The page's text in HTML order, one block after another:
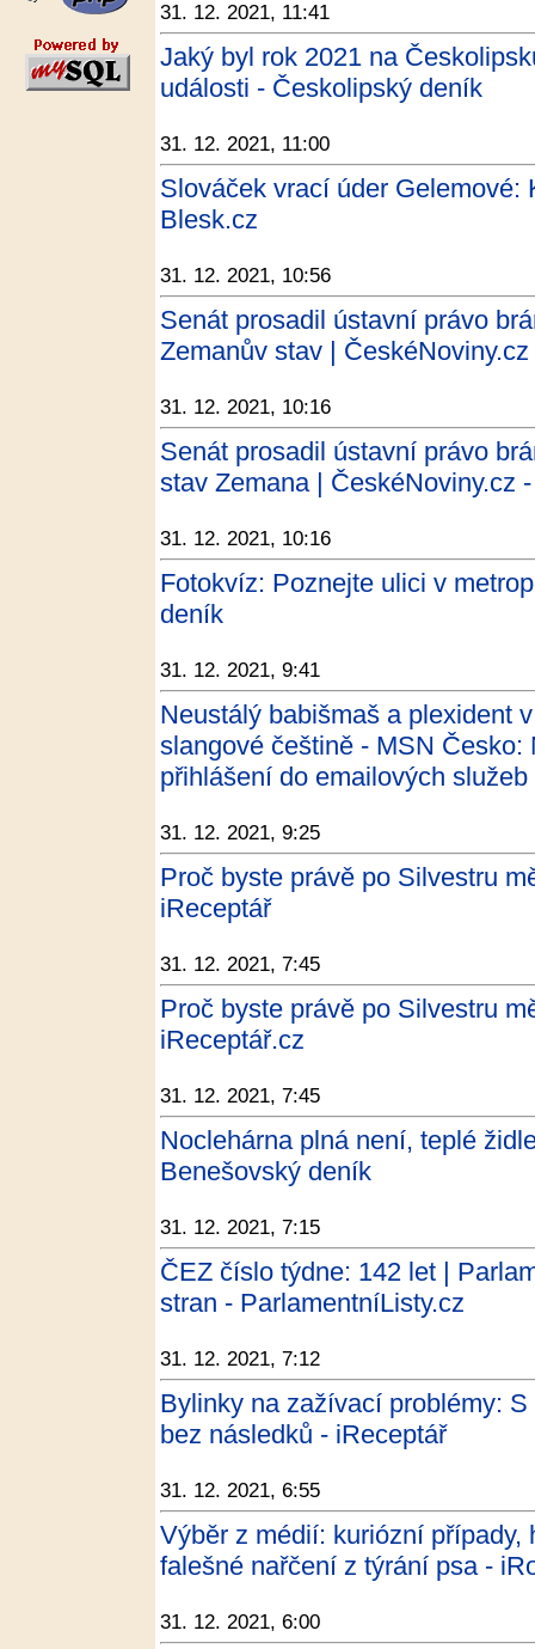
31. 12. 2021, 11:41
Jaký byl rok 2021 na
události - Českolipský deník
31. 12. 2021, 11:00
Slováček vrací úder Gelemové:
Blesk.cz
31. 12. 2021, 10:56
Senát prosadil ústavní právo
Zemanův stav |
31. 12. 2021, 10:16
Senát prosadil ústavní právo
stav Zemana | ČeskéNoviny.cz
31. 12. 2021, 10:16
Fotokvíz: Poznejte ulici v
deník
31. 12. 2021, 9:41
Neustálý babišmaš a plexident
slangové češtině - MSN
přihlášení do emailových
31. 12. 2021, 9:25
Proč byste právě po Silvestru
iReceptář
31. 12. 2021, 7:45
Proč byste právě po Silvestru
iReceptář.cz
31. 12. 2021, 7:45
Noclehárna plná není, teplé
Benešovský deník
31. 12. 2021, 7:15
ČEZ číslo týdne: 142 let |
stran - ParlamentníListy.cz
31. 12. 2021, 7:12
Bylinky na zažívací problémy:
bez následků - iReceptář
31. 12. 2021, 6:55
Výběr z médií: kuriózní případy,
falešné nařčení z týrání psa -
31. 12. 2021, 6:00